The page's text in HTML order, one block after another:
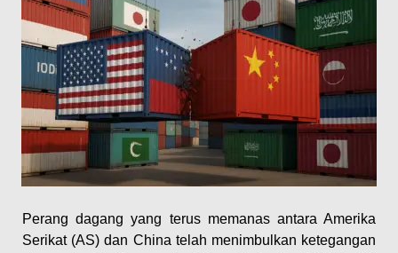
Perang dagang yang terus memanas antara Amerika
Serikat (AS) dan China telah menimbulkan ketegangan